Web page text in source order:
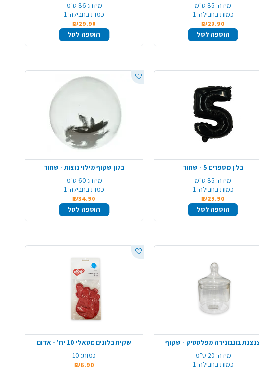
מידה: 86 ס"מ
כמות בחבילה: 1
₪29.90
הוספה לסל
מידה: 86 ס"מ
כמות בחבילה: 1
₪29.90
הוספה לסל
בלון מספרים 5 - שחור
מידה: 86 ס"מ
כמות בחבילה: 1
₪29.90
הוספה לסל
בלון שקוף מילוי נוצות - שחור
מידה: 60 ס"מ
כמות בחבילה: 1
₪34.90
הוספה לסל
בונבונירה מפלסטיק - שקוף
מידה: 20 ס"מ
כמות בחבילה: 1
שקית בלונים מטאלי 10 יח' - אדום
כמות: 10
₪6.90